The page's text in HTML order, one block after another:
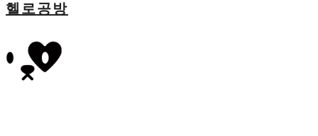
헬로공방